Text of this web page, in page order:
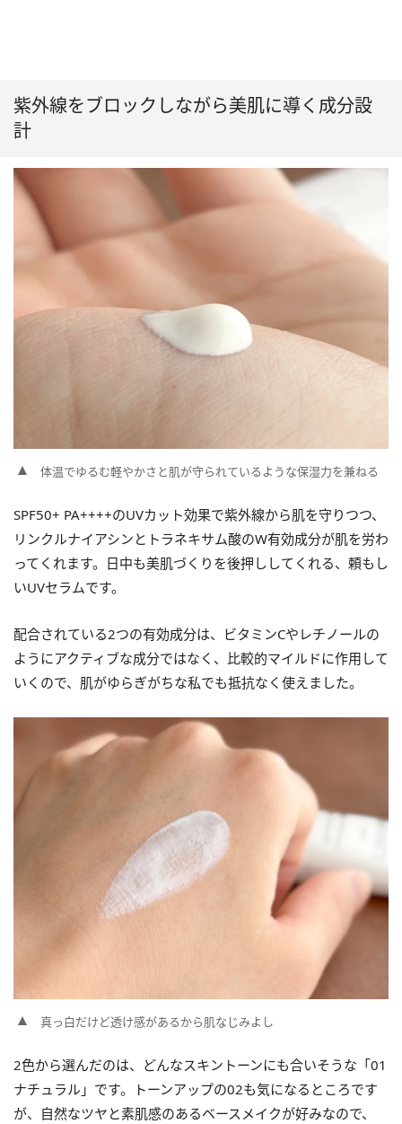
紫外線をブロックしながら美肌に導く成分設
計
体温でゆるむ軽やかさと肌が守られているような保湿力を兼ねる
SPF50+ PA++++のUVカット効果で紫外線から肌を守りつつ、
リンクルナイアシンとトラネキサム酸のW有効成分が肌を労わ
ってくれます。日中も美肌づくりを後押ししてくれる、頼もし
いUVセラムです。
配合されている2つの有効成分は、ビタミンCやレチノールの
ようにアクティブな成分ではなく、比較的マイルドに作用して
いくので、肌がゆらぎがちな私でも抵抗なく使えました。
真っ白だけど透け感があるから肌なじみよし
2色から選んだのは、どんなスキントーンにも合いそうな「01
ナチュラル」です。トーンアップの02も気になるところです
が、自然なツヤと素肌感のあるベースメイクが好みなので、